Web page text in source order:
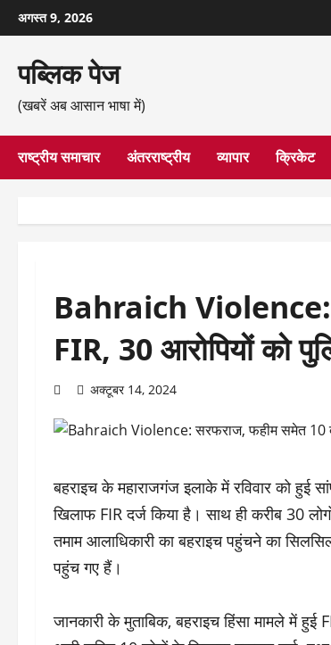
छोड़कर
सामग्री
अगस्त 9, 2026
पब्लिक पेज
(खबरें अब आसान भाषा में)
राष्ट्रीय समाचार अंतरराष्ट्रीय व्यापार क्रिकेट
Bahraich Violence:
FIR, 30 आरोपियों को
अक्टूबर 14, 2024
बहराइच के महाराजगंज इलाके में रविवार को हुई
खिलाफ FIR दर्ज किया है। साथ ही करीब 30
तमाम आलाधिकारी का बहराइच पहुंचने का
पहुंच गए हैं।
जानकारी के मुताबिक, बहराइच हिंसा मामले में